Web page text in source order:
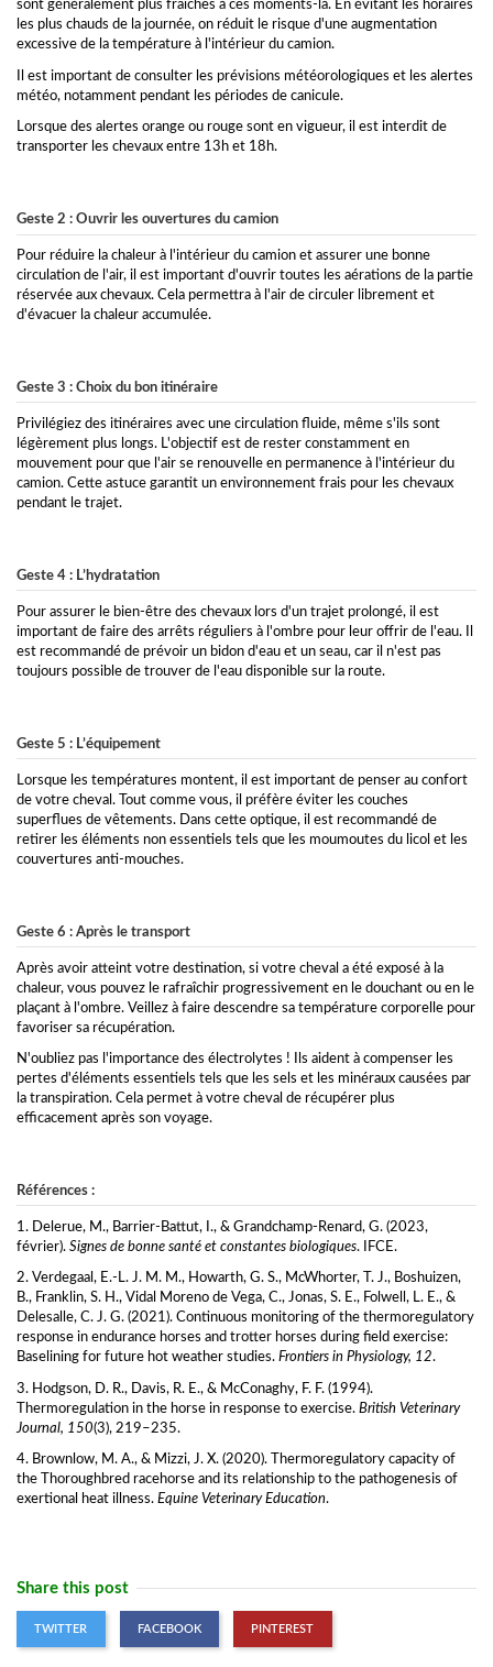
sont généralement plus fraîches à ces moments-là. En évitant les horaires
les plus chauds de la journée, on réduit le risque d'une augmentation
excessive de la température à l'intérieur du camion.
Il est important de consulter les prévisions météorologiques et les alertes
météo, notamment pendant les périodes de canicule.
Lorsque des alertes orange ou rouge sont en vigueur, il est interdit de
transporter les chevaux entre 13h et 18h.
Geste 2 : Ouvrir les ouvertures du camion
Pour réduire la chaleur à l'intérieur du camion et assurer une bonne
circulation de l'air, il est important d'ouvrir toutes les aérations de la partie
réservée aux chevaux. Cela permettra à l'air de circuler librement et
d'évacuer la chaleur accumulée.
Geste 3 : Choix du bon itinéraire
Privilégiez des itinéraires avec une circulation fluide, même s'ils sont
légèrement plus longs. L'objectif est de rester constamment en
mouvement pour que l'air se renouvelle en permanence à l'intérieur du
camion. Cette astuce garantit un environnement frais pour les chevaux
pendant le trajet.
Geste 4 : L’hydratation
Pour assurer le bien-être des chevaux lors d'un trajet prolongé, il est
important de faire des arrêts réguliers à l'ombre pour leur offrir de l'eau. Il
est recommandé de prévoir un bidon d'eau et un seau, car il n'est pas
toujours possible de trouver de l'eau disponible sur la route.
Geste 5 : L’équipement
Lorsque les températures montent, il est important de penser au confort
de votre cheval. Tout comme vous, il préfère éviter les couches
superflues de vêtements. Dans cette optique, il est recommandé de
retirer les éléments non essentiels tels que les moumoutes du licol et les
couvertures anti-mouches.
Geste 6 : Après le transport
Après avoir atteint votre destination, si votre cheval a été exposé à la
chaleur, vous pouvez le rafraîchir progressivement en le douchant ou en le
plaçant à l'ombre. Veillez à faire descendre sa température corporelle pour
favoriser sa récupération.
N'oubliez pas l'importance des électrolytes ! Ils aident à compenser les
pertes d'éléments essentiels tels que les sels et les minéraux causées par
la transpiration. Cela permet à votre cheval de récupérer plus
efficacement après son voyage.
Références :
1. Delerue, M., Barrier-Battut, I., & Grandchamp-Renard, G. (2023,
février). Signes de bonne santé et constantes biologiques. IFCE.
2. Verdegaal, E.-L. J. M. M., Howarth, G. S., McWhorter, T. J., Boshuizen,
B., Franklin, S. H., Vidal Moreno de Vega, C., Jonas, S. E., Folwell, L. E., &
Delesalle, C. J. G. (2021). Continuous monitoring of the thermoregulatory
response in endurance horses and trotter horses during field exercise:
Baselining for future hot weather studies. Frontiers in Physiology, 12.
3. Hodgson, D. R., Davis, R. E., & McConaghy, F. F. (1994).
Thermoregulation in the horse in response to exercise. British Veterinary
Journal, 150(3), 219–235.
4. Brownlow, M. A., & Mizzi, J. X. (2020). Thermoregulatory capacity of
the Thoroughbred racehorse and its relationship to the pathogenesis of
exertional heat illness. Equine Veterinary Education.
Share this post
TWITTER FACEBOOK PINTEREST